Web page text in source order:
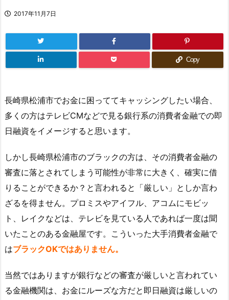
2017年11月7日
Copy
長崎県松浦市でお金に困っててキャッシングしたい場合、
多くの方はテレビCMなどで見る銀行系の消費者金融での即
日融資をイメージすると思います。
しかし長崎県松浦市のブラックの方は、その消費者金融の
審査に落とされてしまう可能性が非常に大きく、確実に借
りることができるか？と言われると「厳しい」としか言わ
ざるを得ません。プロミスやアイフル、アコムにモビッ
ト、レイクなどは、テレビを見ている人であれば一度は聞
いたことのある金融屋です。こういった大手消費者金融で
はブラックOKではありません。
当然ではありますが銀行などの審査が厳しいと言われてい
る金融機関は、お金にルーズな方だと即日融資は厳しいの